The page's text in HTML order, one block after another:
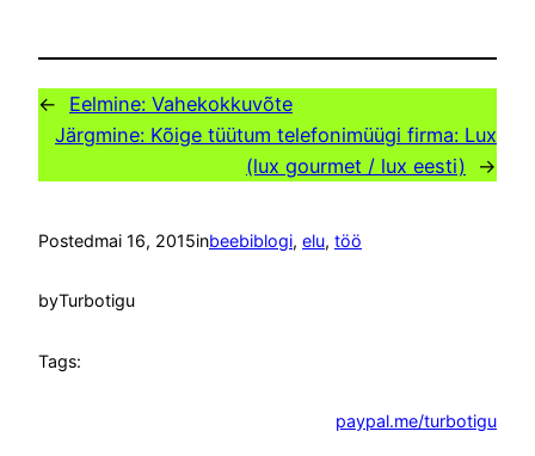
← Eelmine: Vahekokkuvõte
Järgmine: Kõige tüütum telefonimüügi firma: Lux
(lux gourmet / lux eesti)
→
Postedmai 16, 2015inbeebiblogi, elu, töö
byTurbotigu
Tags:
paypal.me/turbotigu